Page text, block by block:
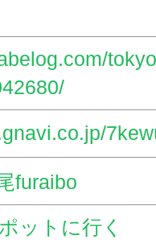
furaibo
ットに行く